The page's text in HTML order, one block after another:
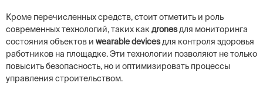
Кроме перечисленных средств, стоит отметить и роль
современных технологий, таких как дronesдля мониторинга
состояния объектов и wearable devicesдля контроля здоровья
работников на площадке. Эти технологии позволяют не только
повысить безопасность, но и оптимизировать процессы
управления строительством.